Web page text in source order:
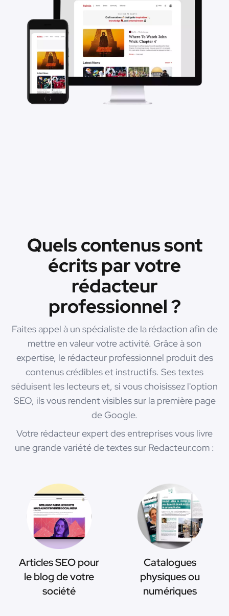
Quels contenus sont
écrits par votre
rédacteur
professionnel ?
Faites appel à un spécialiste de la rédaction afin de
mettre en valeur votre activité. Grâce à son
expertise, le rédacteur professionnel produit des
contenus crédibles et instructifs. Ses textes
séduisent les lecteurs et, si vous choisissez l'option
SEO, ils vous rendent visibles sur la première page
de Google.
Votre rédacteur expert des entreprises vous livre
une grande variété de textes sur Redacteur.com :
Articles SEO pour
le blog de votre
société
Catalogues
physiques ou
numériques